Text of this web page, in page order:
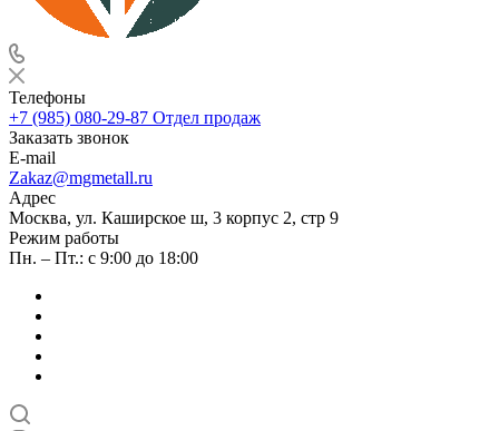
Телефоны
+7 (985) 080-29-87 Отдел продаж
Заказать звонок
E-mail
Zakaz@mgmetall.ru
Адрес
Москва, ул. Каширское ш, 3 корпус 2, стр 9
Режим работы
Пн. – Пт.: с 9:00 до 18:00